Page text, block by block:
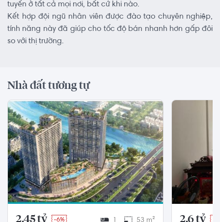
tuyến ở tất cả mọi nơi, bất cứ khi nào.
Kết hợp đội ngũ nhân viên được đào tạo chuyên nghiệp,
tính năng này đã giúp cho tốc độ bán nhanh hơn gấp đôi
so với thị trường.
Nhà đất tương tự
2.45 tỷ -6% 2.6 tỷ